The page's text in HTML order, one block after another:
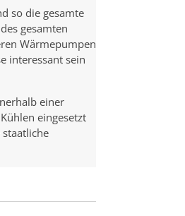
so die gesamte
gesamten
Wärmepumpen
interessant sein
einer
eingesetzt